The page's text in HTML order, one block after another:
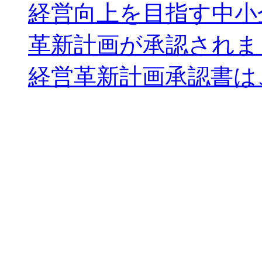
経営向上を目指す中
革新計画が承認され
経営革新計画承認書